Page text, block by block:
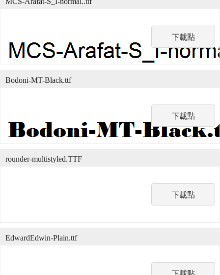
下載點
下載點
Bodoni-MT-Black.ttf
下載點
rounder-multistyled.TTF
EdwardEdwin-Plain.ttf